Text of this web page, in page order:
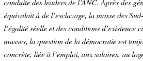
conduite des leaders de l’ANC. Après des
équivalait à de l’esclavage, la masse des
l’égalité réelle et des conditions d’existence
masses, la question de la démocratie est
concrète, liée à l’emploi, aux salaires, au